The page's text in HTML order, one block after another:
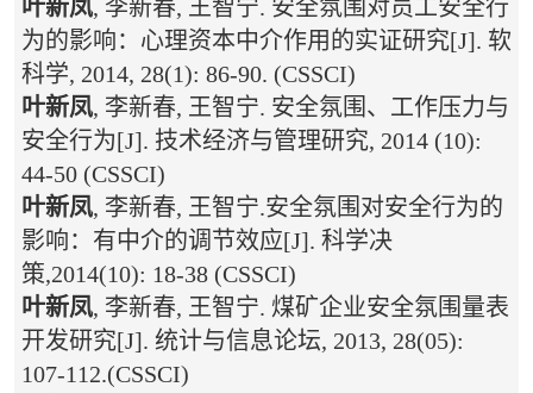
叶新凤, 李新春, 王智宁. 安全氛围对员工安全行
为的影响：心理资本中介作用的实证研究[J]. 软
科学, 2014, 28(1): 86-90. (CSSCI)
叶新凤, 李新春, 王智宁. 安全氛围、工作压力与
安全行为[J]. 技术经济与管理研究, 2014 (10):
44-50 (CSSCI)
叶新凤, 李新春, 王智宁.安全氛围对安全行为的
影响：有中介的调节效应[J]. 科学决
策,2014(10): 18-38 (CSSCI)
叶新凤, 李新春, 王智宁. 煤矿企业安全氛围量表
开发研究[J]. 统计与信息论坛, 2013, 28(05):
107-112.(CSSCI)